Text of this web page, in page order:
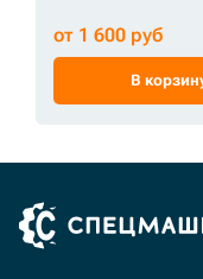
от 1 600 руб
В